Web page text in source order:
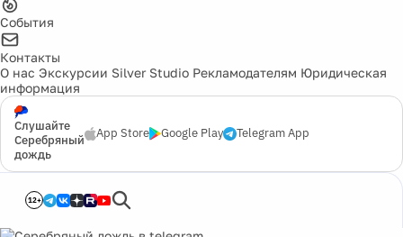
События
Контакты
О нас Экскурсии Silver Studio Рекламодателям Юридическая
информация
Слушайте
Серебряный
дождь
App Store Google Play Telegram App
12+